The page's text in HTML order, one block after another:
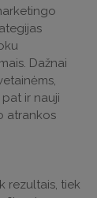
Dažnai
ir nauji
atrankos
rezultais, tiek